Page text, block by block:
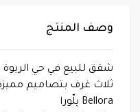
وصف المنتج
ثلاث غرف بتصاميم
Bellora پلّورا